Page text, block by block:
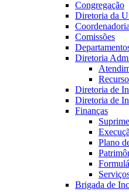
Congregação
Diretoria da
Comissões
Diretoria
Diretoria de
Diretoria de
Finanças
Plano
Brigada de